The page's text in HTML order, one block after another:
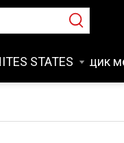
Брикетировщик